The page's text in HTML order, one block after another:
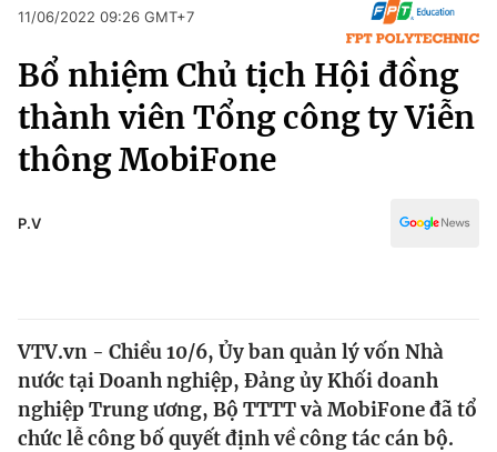
Chính trị
Xã hội
Pháp luật
Thế giới
Tin tức
Thế giới đó đây
Kinh tế
Pháp luật
Thể thao
Truyền hình
Văn hóa - Giải trí
Y tế
11/06/2022 09:26 GMT+7
Bổ nhiệm Chủ tịch Hội đồng
thành viên Tổng công ty Viễn
thông MobiFone
P.V
VTV.vn - Chiều 10/6, Ủy ban quản lý vốn Nhà
nước tại Doanh nghiệp, Đảng ủy Khối doanh
nghiệp Trung ương, Bộ TTTT và MobiFone đã tổ
chức lễ công bố quyết định về công tác cán bộ.